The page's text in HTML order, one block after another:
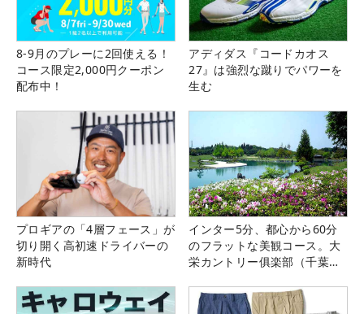
8-9月のプレーに2回使える！
コース限定2,000円クーポン
配布中！
アディダス『コードカオス
27』は強烈な蹴りでパワーを
生む
プロギアの「4層フェース」が
切り開く高初速ドライバーの
新時代
インター5分、都心から60分
のフラットな美観コース。大
栄カントリー俱楽部（千葉